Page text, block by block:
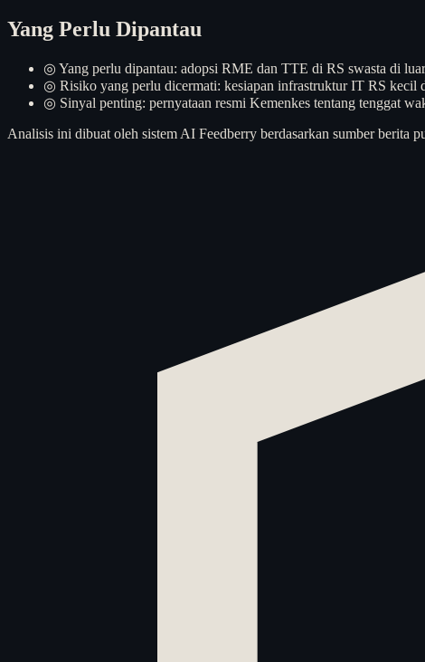
Yang Perlu Dipantau
◎ Yang perlu dipantau: adopsi RME dan TTE di RS swasta di
◎ Risiko yang perlu dicermati: kesiapan infrastruktur IT RS kecil
◎ Sinyal penting: pernyataan resmi Kemenkes tentang tenggat
Analisis ini dibuat oleh sistem AI Feedberry berdasarkan sumber berita